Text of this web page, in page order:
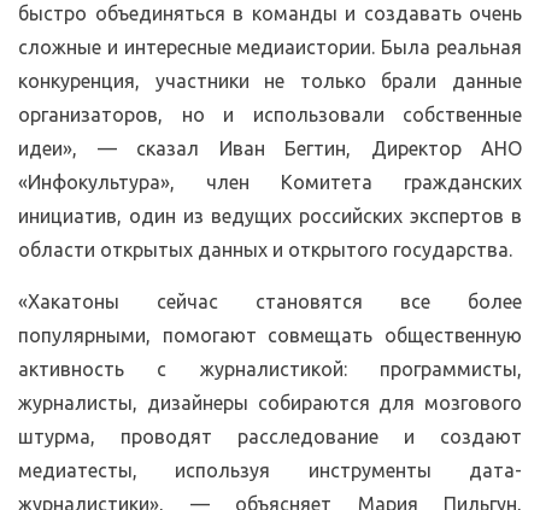
быстро объединяться в команды и создавать очень
сложные и интересные медиаистории. Была реальная
конкуренция, участники не только брали данные
организаторов, но и использовали собственные
идеи», — сказал Иван Бегтин, Директор АНО
«Инфокультура», член Комитета гражданских
инициатив, один из ведущих российских экспертов в
области открытых данных и открытого государства.
«Хакатоны сейчас становятся все более
популярными, помогают совмещать общественную
активность с журналистикой: программисты,
журналисты, дизайнеры собираются для мозгового
штурма, проводят расследование и создают
медиатесты, используя инструменты дата-
журналистики», — объясняет Мария Пильгун,